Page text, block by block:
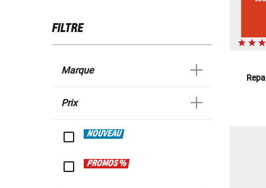
FILTRE
Marque
Prix
NOUVEAU
PROMOS %